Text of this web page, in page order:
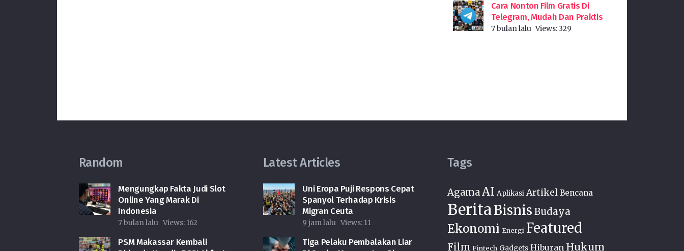
Cara Nonton Film Gratis Di
Telegram, Mudah Dan Praktis
7 bulan lalu Views:329
Random
Mengungkap Fakta Judi Slot
Online Yang Marak Di
Indonesia
7 bulan lalu Views: 162
PSM Makassar Kembali
Latest Articles
Uni Eropa Puji Respons Cepat
Spanyol Terhadap Krisis
Migran Ceuta
9 jam lalu Views: 11
Tiga Pelaku Pembalakan Liar
Tags
AgamaAI Aplikasi Artikel Bencana
BeritaBisnis Budaya
Ekonomi Energi Featured
Film Fintech Gadgets Hiburan Hukum